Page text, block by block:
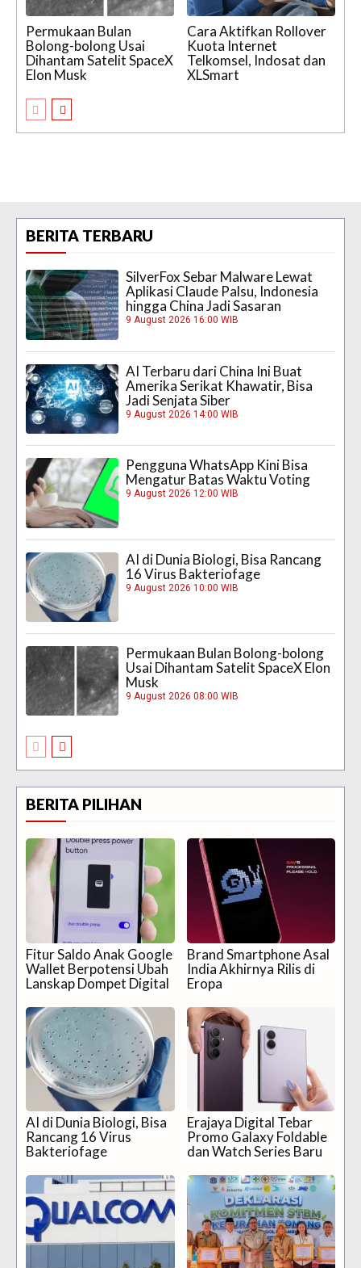
Permukaan Bulan
Bolong-bolong Usai
Dihantam Satelit SpaceX
Elon Musk
Cara Aktifkan Rollover
Kuota Internet
Telkomsel, Indosat dan
XLSmart
BERITA TERBARU
SilverFox Sebar Malware Lewat
Aplikasi Claude Palsu, Indonesia
hingga China Jadi Sasaran
9 August 2026 16:00 WIB
AI Terbaru dari China Ini Buat
Amerika Serikat Khawatir, Bisa
Jadi Senjata Siber
9 August 2026 14:00 WIB
Pengguna WhatsApp Kini Bisa
Mengatur Batas Waktu Voting
9 August 2026 12:00 WIB
AI di Dunia Biologi, Bisa Rancang
16 Virus Bakteriofage
9 August 2026 10:00 WIB
Permukaan Bulan Bolong-bolong
Usai Dihantam Satelit SpaceX Elon
Musk
9 August 2026 08:00 WIB
BERITA PILIHAN
Fitur Saldo Anak Google
Wallet Berpotensi Ubah
Lanskap Dompet Digital
Brand Smartphone Asal
India Akhirnya Rilis di
Eropa
AI di Dunia Biologi, Bisa
Rancang 16 Virus
Bakteriofage
Erajaya Digital Tebar
Promo Galaxy Foldable
dan Watch Series Baru